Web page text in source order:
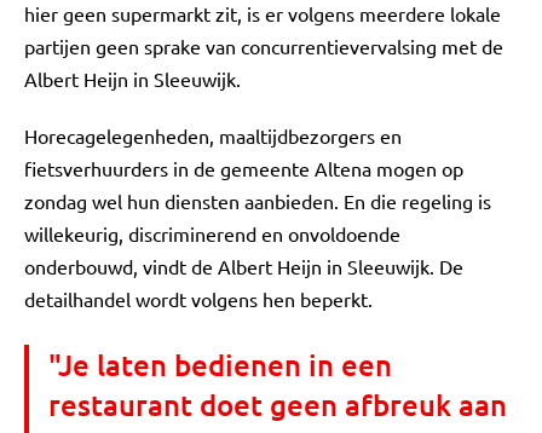
hier geen supermarkt zit, is er volgens meerdere lokale
partijen geen sprake van concurrentievervalsing met de
Albert Heijn in Sleeuwijk.
Horecagelegenheden, maaltijdbezorgers en
fietsverhuurders in de gemeente Altena mogen op
zondag wel hun diensten aanbieden. En die regeling is
willekeurig, discriminerend en onvoldoende
onderbouwd, vindt de Albert Heijn in Sleeuwijk. De
detailhandel wordt volgens hen beperkt.
"Je laten bedienen in een
restaurant doet geen afbreuk aan